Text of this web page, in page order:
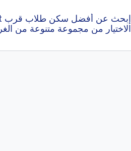
الاختيار من مجموعة متنوعة من